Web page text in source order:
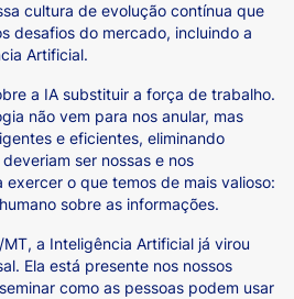
cultura de evolução contínua que
desafios do mercado, incluindo a
Artificial.
a IA substituir a força de trabalho.
não vem para nos anular, mas
e eficientes, eliminando
ser nossas e nos
o que temos de mais valioso:
sobre as informações.
MT, a Inteligência Artificial já virou
Ela está presente nos nossos
como as pessoas podem usar